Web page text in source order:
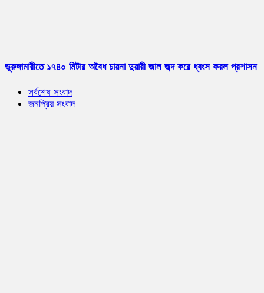
ভূরুঙ্গামারীতে ১৭৪০ মিটার অবৈধ চায়না দুয়ারী জাল জব্দ করে ধ্বংস করল প্রশাসন
সর্বশেষ সংবাদ
জনপ্রিয় সংবাদ